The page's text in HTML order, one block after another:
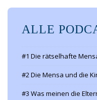
ALLE
#1 Die rätselhafte
#2 Die Mensa und die
#3 Was meinen die